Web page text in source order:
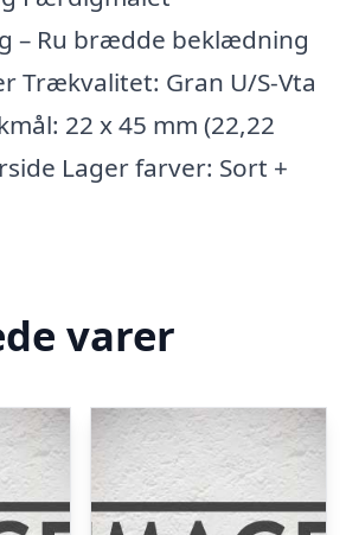
– Ru brædde beklædning
Trækvalitet: Gran U/S-Vta
22 x 45 mm (22,22
Lager farver: Sort +
varer